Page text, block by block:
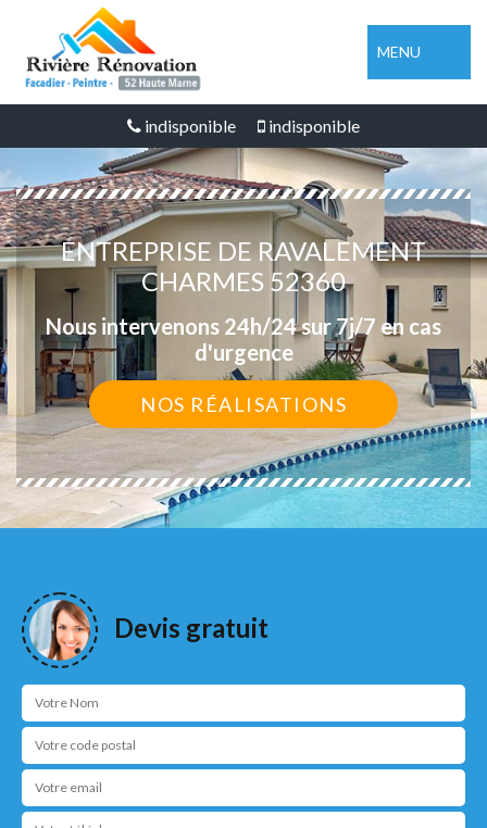
MENU
indisponible indisponible
ENTREPRISE DE RAVALEMENT
CHARMES 52360
Nous intervenons 24h/24 sur 7j/7 en cas
d'urgence
NOS RÉALISATIONS
Devis gratuit